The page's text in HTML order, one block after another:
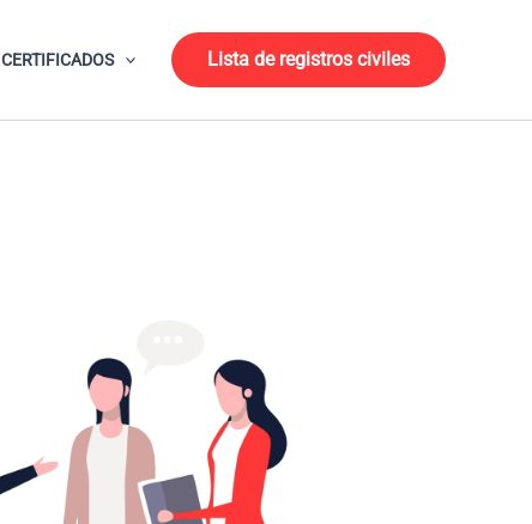
CERTIFICADOS Lista de registros civiles